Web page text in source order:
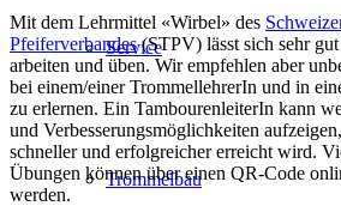
Service
Trommelbau
Mit dem Lehrmittel «Wirbel» des
Pfeiferverbandes(STPV) lässt sich sehr
arbeiten und üben. Wir empfehlen aber
bei einem/einer TrommellehrerIn und in
zu erlernen. Ein TambourenleiterIn kann
und Verbesserungsmöglichkeiten
schneller und erfolgreicher erreicht wird.
Übungen können über einen QR-Code
werden.